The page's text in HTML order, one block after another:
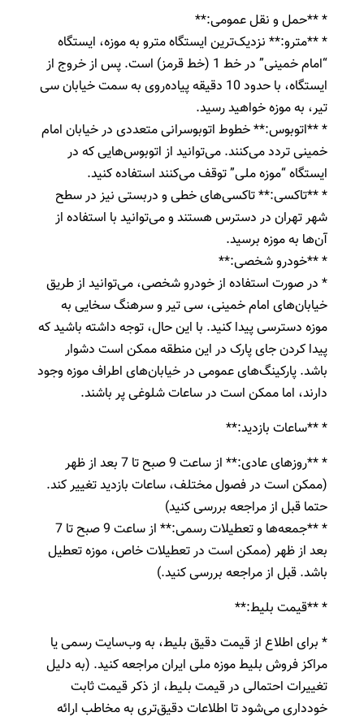
* **حمل و نقل عمومی:**
* **مترو:** نزدیک‌ترین ایستگاه مترو به موزه، ایستگاه
“امام خمینی” در خط 1 (خط قرمز) است. پس از خروج از
ایستگاه، با حدود 10 دقیقه پیاده‌روی به سمت خیابان سی
تیر، به موزه خواهید رسید.
* **اتوبوس:** خطوط اتوبوسرانی متعددی در خیابان امام
خمینی تردد می‌کنند. می‌توانید از اتوبوس‌هایی که در
ایستگاه “موزه ملی” توقف می‌کنند استفاده کنید.
* **تاکسی:** تاکسی‌های خطی و دربستی نیز در سطح
شهر تهران در دسترس هستند و می‌توانید با استفاده از
آن‌ها به موزه برسید.
* **خودرو شخصی:**
* در صورت استفاده از خودرو شخصی، می‌توانید از طریق
خیابان‌های امام خمینی، سی تیر و سرهنگ سخایی به
موزه دسترسی پیدا کنید. با این حال، توجه داشته باشید که
پیدا کردن جای پارک در این منطقه ممکن است دشوار
باشد. پارکینگ‌های عمومی در خیابان‌های اطراف موزه وجود
دارند، اما ممکن است در ساعات شلوغی پر باشند.
* **ساعات بازدید:**
* **روزهای عادی:** از ساعت 9 صبح تا 7 بعد از ظهر
(ممکن است در فصول مختلف، ساعات بازدید تغییر کند.
حتما قبل از مراجعه بررسی کنید)
* **جمعه‌ها و تعطیلات رسمی:** از ساعت 9 صبح تا 7
بعد از ظهر (ممکن است در تعطیلات خاص، موزه تعطیل
باشد. قبل از مراجعه بررسی کنید.)
* **قیمت بلیط:**
* برای اطلاع از قیمت دقیق بلیط، به وب‌سایت رسمی یا
مراکز فروش بلیط موزه ملی ایران مراجعه کنید. (به دلیل
تغییرات احتمالی در قیمت بلیط، از ذکر قیمت ثابت
خودداری می‌شود تا اطلاعات دقیق‌تری به مخاطب ارائه